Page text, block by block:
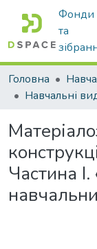
Фонди
та
Головна
Навчальні
Частина